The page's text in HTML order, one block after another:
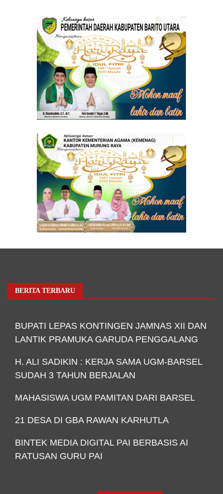
BERITA TERBARU
BUPATI LEPAS KONTINGEN JAMNAS XII DAN
LANTIK PRAMUKA GARUDA PENGGALANG
H. ALI SADIKIN : KERJA SAMA UGM-BARSEL
SUDAH 3 TAHUN BERJALAN
MAHASISWA UGM PAMITAN DARI BARSEL
21 DESA DI GBA RAWAN KARHUTLA
BINTEK MEDIA DIGITAL PAI BERBASIS AI
RATUSAN GURU PAI